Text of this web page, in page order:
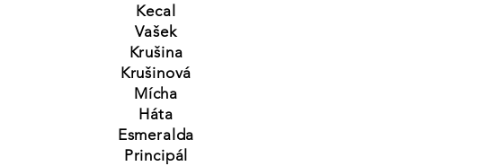
Kecal
Vašek
Krušina
Krušinová
Mícha
Háta
Esmeralda
Principál